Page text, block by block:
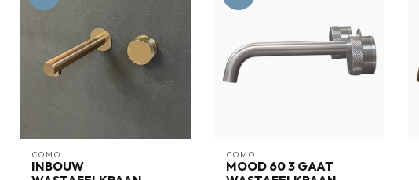
COMO
INBOUW
COMO
MOOD 60 3 GAAT